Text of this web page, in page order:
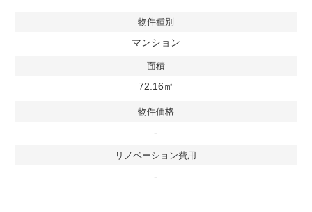
物件種別
マンション
面積
72.16㎡
物件価格
-
リノベーション費用
-